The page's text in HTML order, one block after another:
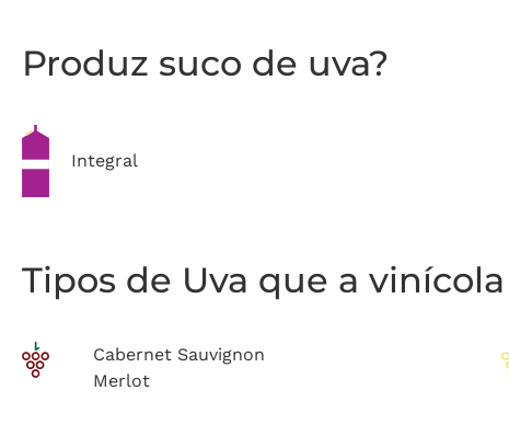
Produz suco de uva?
Integral
Tipos de Uva que a
Cabernet Sauvignon
Merlot